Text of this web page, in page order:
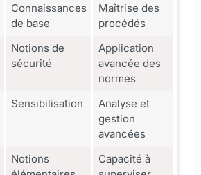
Connaissances
de base
Maîtrise des
procédés
Notions de
sécurité
Application
avancée des
normes
Sensibilisation
Analyse et
gestion
avancées
Notions
Capacité à